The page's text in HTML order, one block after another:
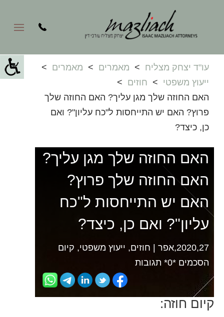
עו"ד יצחק מצליח > מאמרים > מאמרים >
ייעוץ משפטי > חוזים >
האם החוזה שלך מגן עליך? האם החוזה שלך
פרוץ? האם יש התייחסות ל"כח עליון"? ואם
כן, כיצד?
האם החוזה שלך מגן עליך?
האם החוזה שלך פרוץ?
האם יש התייחסות ל"כח
עליון"? ואם כן, כיצד?
2020,27,אפר חוזים, ייעוץ משפטי, קיום
הסכמים ‏*0* תגובות
קיום חוזה: